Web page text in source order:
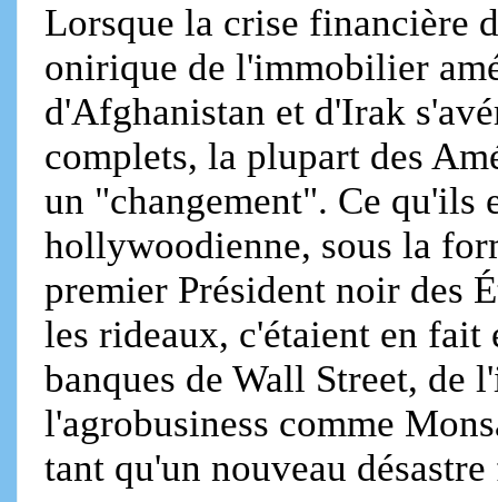
Lorsque la crise financière
onirique de l'immobilier
d'Afghanistan et d'Irak
complets, la plupart des
un "changement". Ce
hollywoodienne, sous la
premier Président noir des
les rideaux, c'étaient en fait
banques de Wall Street, de
l'agrobusiness comme
tant qu'un nouveau